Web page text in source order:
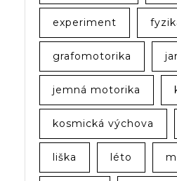
experiment
grafomotorika
jemná motorika
kosmická výchova
liška léto